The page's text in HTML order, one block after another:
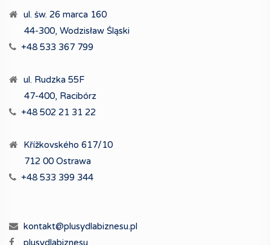
ul. św. 26 marca 160
44-300, Wodzisław Śląski
+48 533 367 799
ul. Rudzka 55F
47-400, Racibórz
+48 502 21 31 22
Křížkovského 617/10
712 00 Ostrawa
+48 533 399 344
kontakt@plusydlabiznesu.pl
plusydlabiznesu